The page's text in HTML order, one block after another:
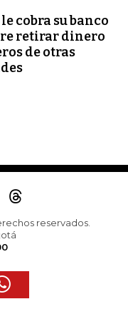
cobra su banco
retirar dinero
de otras
reservados.